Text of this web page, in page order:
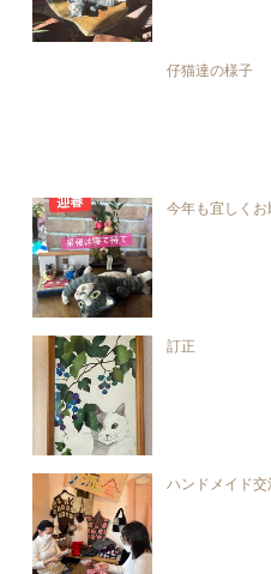
仔猫達の様子
今年も宜しく
訂正
ハンドメイド交